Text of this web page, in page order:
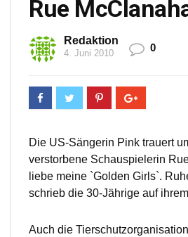
Rue
Redaktion
4. Juni 2010 0
Die US-Sängerin Pink trauert
verstorbene Schauspielerin
liebe meine `Golden Girls`.
schrieb die 30-Jährige auf
Auch die